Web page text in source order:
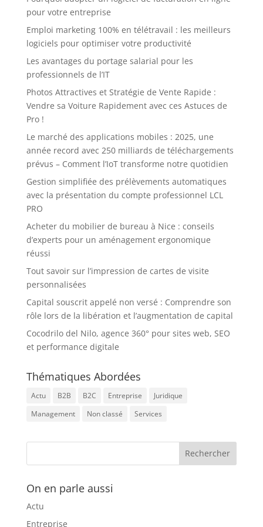
pour votre entreprise
Emploi marketing 100% en télétravail : les meilleurs
logiciels pour optimiser votre productivité
Les avantages du portage salarial pour les
professionnels de l’IT
Photos Attractives et Stratégie de Vente Rapide :
Vendre sa Voiture Rapidement avec ces Astuces de
Pro !
Le marché des applications mobiles : 2025, une
année record avec 250 milliards de téléchargements
prévus – Comment l’IoT transforme notre quotidien
Gestion simplifiée des prélèvements automatiques
avec la présentation du compte professionnel LCL
PRO
Acheter du mobilier de bureau à Nice : conseils
d’experts pour un aménagement ergonomique
réussi
Tout savoir sur l’impression de cartes de visite
personnalisées
Capital souscrit appelé non versé : Comprendre son
rôle lors de la libération et l’augmentation de capital
Cocodrilo del Nilo, agence 360° pour sites web, SEO
et performance digitale
Thématiques Abordées
Actu B2B B2C Entreprise
Juridique
Management
Non classé Services
On en parle aussi
Actu
Entreprise